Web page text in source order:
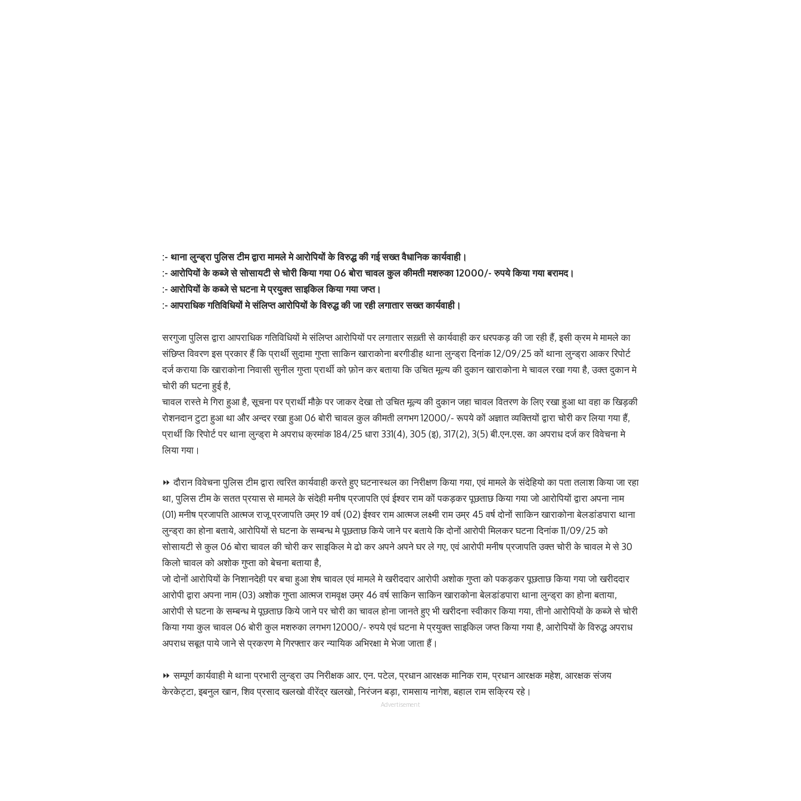
:- थाना लुन्ड्रा पुलिस टीम द्वारा मामले मे आरोपियों के विरुद्ध की गई सख्त वैधानिक कार्यवाही।
:- आरोपियों के कब्जे से सोसायटी से चोरी किया गया 06 बोरा चावल कुल कीमती मशरुका 12000/- रुपये किया गया बरामद।
:- आरोपियों के कब्जे से घटना मे प्रयुक्त साइकिल किया गया जप्त।
:- आपराधिक गतिविधियों मे संलिप्त आरोपियों के विरुद्ध की जा रही लगातार सख्त कार्यवाही।
सरगुजा पुलिस द्वारा आपराधिक गतिविधियों मे संलिप्त आरोपियों पर लगातार सख़्ती से कार्यवाही कर धरपकड़ की जा रही हैं, इसी क्रम मे मामले का
संछिप्त विवरण इस प्रकार हैं कि प्रार्थी सुदामा गुप्ता साकिन खाराकोना बरगीडीह थाना लुन्ड्रा दिनांक 12/09/25 कों थाना लुन्ड्रा आकर रिपोर्ट
दर्ज कराया कि खाराकोना निवासी सुनील गुप्ता प्रार्थी को फ़ोन कर बताया कि उचित मूल्य की दुकान खाराकोना मे चावल रखा गया है, उक्त दुकान मे
चोरी की घटना हुई है,
चावल रास्ते मे गिरा हुआ है, सूचना पर प्रार्थी मौक़े पर जाकर देखा तो उचित मूल्य की दुकान जहा चावल वितरण के लिए रखा हुआ था वहा क खिड़की
रोशनदान टुटा हुआ था और अन्दर रखा हुआ 06 बोरी चावल कुल कीमती लगभग 12000/- रूपये कों अज्ञात व्यक्तियों द्वारा चोरी कर लिया गया हैं,
प्रार्थी कि रिपोर्ट पर थाना लुन्ड्रा मे अपराध क्रमांक 184/25 धारा 331(4), 305 (इ), 317(2), 3(5) बी.एन.एस. का अपराध दर्ज कर विवेचना मे
लिया गया।
⏩ दौरान विवेचना पुलिस टीम द्वारा त्वरित कार्यवाही करते हुए घटनास्थल का निरीक्षण किया गया, एवं मामले के संदेहियो का पता तलाश किया जा रहा
था, पुलिस टीम के सतत प्रयास से मामले के संदेही मनीष प्रजापति एवं ईश्वर राम कों पकड़कर पूछताछ किया गया जो आरोपियों द्वारा अपना नाम
(01) मनीष प्रजापति आत्मज राजू प्रजापति उम्र 19 वर्ष (02) ईश्वर राम आत्मज लक्ष्मी राम उम्र 45 वर्ष दोनों साकिन खाराकोना बेलडांडपारा थाना
लुन्ड्रा का होना बताये, आरोपियों से घटना के सम्बन्ध मे पूछताछ किये जाने पर बताये कि दोनों आरोपी मिलकर घटना दिनांक 11/09/25 को
सोसायटी से कुल 06 बोरा चावल की चोरी कर साइकिल मे ढो कर अपने अपने घर ले गए, एवं आरोपी मनीष प्रजापति उक्त चोरी के चावल मे से 30
किलो चावल को अशोक गुप्ता को बेचना बताया है,
जो दोनों आरोपियों के निशानदेही पर बचा हुआ शेष चावल एवं मामले मे खरीददार आरोपी अशोक गुप्ता को पकड़कर पूछताछ किया गया जो खरीददार
आरोपी द्वारा अपना नाम (03) अशोक गुप्ता आत्मज रामवृक्ष उम्र 46 वर्ष साकिन साकिन खाराकोना बेलडांडपारा थाना लुन्ड्रा का होना बताया,
आरोपी से घटना के सम्बन्ध मे पूछताछ किये जाने पर चोरी का चावल होना जानते हुए भी खरीदना स्वीकार किया गया, तीनो आरोपियों के कब्जे से चोरी
किया गया कुल चावल 06 बोरी कुल मशरुका लगभग 12000/- रुपये एवं घटना मे प्रयुक्त साइकिल जप्त किया गया है, आरोपियों के विरुद्ध अपराध
अपराध सबूत पाये जाने से प्रकरण मे गिरफ्तार कर न्यायिक अभिरक्षा मे भेजा जाता हैं।
⏩ सम्पूर्ण कार्यवाही मे थाना प्रभारी लुन्ड्रा उप निरीक्षक आर. एन. पटेल, प्रधान आरक्षक मानिक राम, प्रधान आरक्षक महेश, आरक्षक संजय
केरकेट्टा, इबनुल खान, शिव प्रसाद खलखो वीरेंद्र खलखो, निरंजन बड़ा, रामसाय नागेश, बहाल राम सक्रिय रहे।
Advertisement